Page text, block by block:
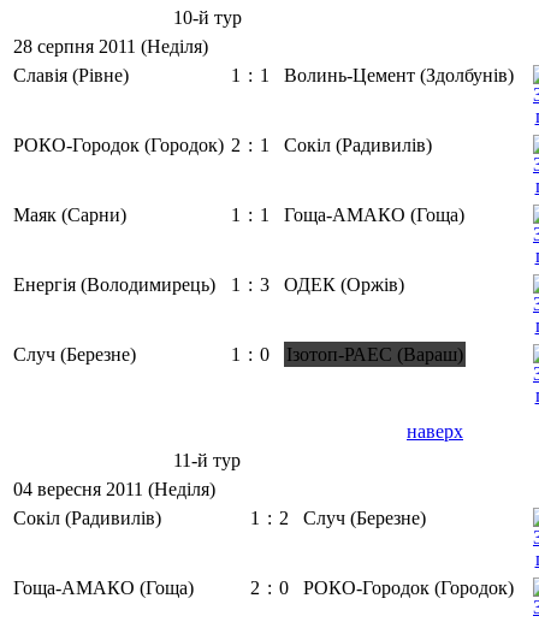
10-й тур
28 серпня 2011 (Неділя)
Славія (Рівне)
1 : 1 Волинь-Цемент (Здолбунів)
РОКО-Городок (Городок) 2 : 1 Сокіл (Радивилів)
Маяк (Сарни) 1 : 1 Гоща-АМАКО (Гоща)
Енергія (Володимирець) 1 : 3 ОДЕК (Оржів)
Случ (Березне) 1 : 0 Ізотоп-РАЕС (Вараш)
наверх
11-й тур
04 вересня 2011 (Неділя)
Сокіл (Радивилів)
1 : 2 Случ (Березне)
Гоща-АМАКО (Гоща) 2 : 0 РОКО-Городок (Городок)